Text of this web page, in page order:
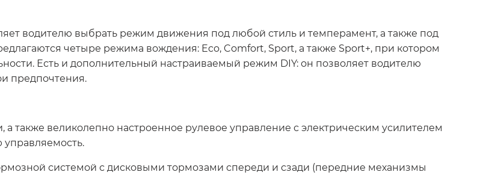
водителю выбрать режим движения под любой стиль и темперамент, а также под
четыре режима вождения: Eco, Comfort, Sport, а также Sport+, при котором
Есть и дополнительный настраиваемый режим DIY: он позволяет водителю
предпочтения.
также великолепно настроенное рулевое управление с электрическим усилителем
системой с дисковыми тормозами спереди и сзади (передние механизмы